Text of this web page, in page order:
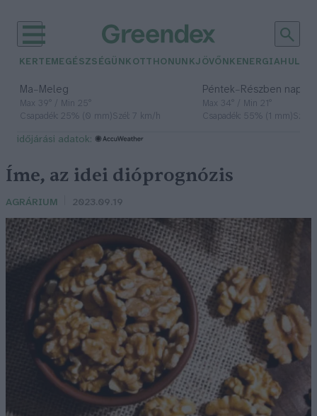
KERTEM EGÉSZSÉGÜNK OTTHONUNKJÖVŐNK ENERGIA
Ma– Meleg
Max 39° / Min 25°
Csapadék: 25% (0 mm)Szél: 7 km/h
Péntek– Részben
Max 34° / Min 21°
Csapadék: 55% (1 mm)Szél:
időjárási adatok:
Íme, az idei dióprognózis
AGRÁRIUM 2023.09.19